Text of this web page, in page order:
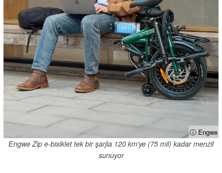
ⓘ Engwe
Engwe Zip e-bisiklet tek bir şarjla 120 km'ye (75 mil) kadar menzil
sunuyor